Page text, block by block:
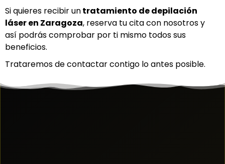
Si quieres recibir untratamiento de depilación
láser en Zaragoza, reserva tu cita con nosotros y
así podrás comprobar por ti mismo todos sus
beneficios.
Trataremos de contactar contigo lo antes posible.